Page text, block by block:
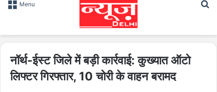
Menu
नॉर्थ-ईस्ट जिले में बड़ी कार्रवाई: कुख्यात ऑटो
लिफ्टर गिरफ्तार, 10 चोरी के वाहन बरामद